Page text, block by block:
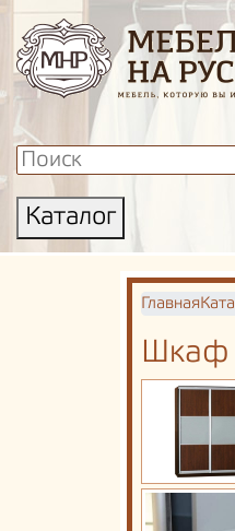
Каталог
Главная
Шкаф